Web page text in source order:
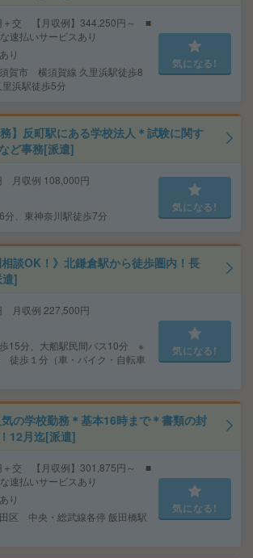
＋交 【月収例】344,250円～ ■
速払いサービスあり
り
賀市 横須賀線 久里浜駅徒歩8
浜駅徒歩5分
気になる!
務】反町駅にある学校法人＊試験に関す
ど事務[派遣]
月収例 108,000円
分、東神奈川駅徒歩7分
気になる!
談OK！》北鎌倉駅から徒歩圏内！長
]
月収例 227,500円
15分、大船駅民間バス10分 ※
徒歩１分（車・バイク・自転車
気になる!
の学校勤務＊基本16時まで＊書類の封
12月迄[派遣]
＋交 【月収例】301,875円～ ■
速払いサービスあり
り
区 中央・総武線各停 飯田橋駅
気になる!